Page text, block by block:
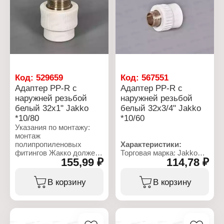
Характеристики:
Торговая марка: Jakko
Артикул: 101221251R
Тип товара: Адаптер
монтажа систем
Вариация: фитинг
Размер: 25х1"
Вид резьбы: внутренняя
Материал: полипропилен
рандомсополимер (PP-R)
Материал резьбового
соединения: латунь
(никелированная)
Цвет: белый
Материал: PP-R
Материал резьбового
соединения: латунь
Цвет: белый
Материал: PP-R
Материал резьбового
соединения: латунь
Цвет: белый
Код: 529659
Адаптер PP-R с
наружней резьбой
белый 32x1" Jakko
*10/80
Указания по монтажу:
монтаж
полипропиленовых
фитингов Жакко должен
осуществляться при
окружающей среды не
ниже +5 °С. Соединения
155,99 ₽
В корзину
Код:567551
Адаптер PP-R с
наружней резьбой
белый 32x3/4" Jakko
*10/60
Характеристики:
Торговая марка: Jakko
Артикул: 101237324K
Тип товара: Адаптер
Назначение: для
монтажа систем
114,78 ₽
В корзину